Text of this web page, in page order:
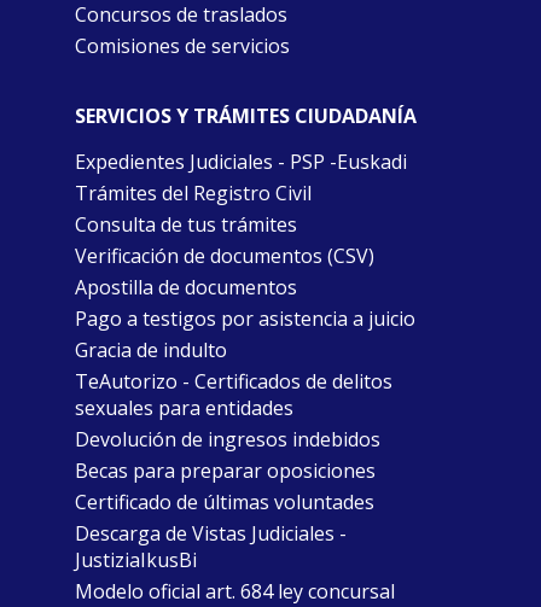
Concursos de traslados
Comisiones de servicios
SERVICIOS Y TRÁMITES CIUDADANÍA
Expedientes Judiciales - PSP -Euskadi
Trámites del Registro Civil
Consulta de tus trámites
Verificación de documentos (CSV)
Apostilla de documentos
Pago a testigos por asistencia a juicio
Gracia de indulto
TeAutorizo - Certificados de delitos
sexuales para entidades
Devolución de ingresos indebidos
Becas para preparar oposiciones
Certificado de últimas voluntades
Descarga de Vistas Judiciales -
JustiziaIkusBi
Modelo oficial art. 684 ley concursal